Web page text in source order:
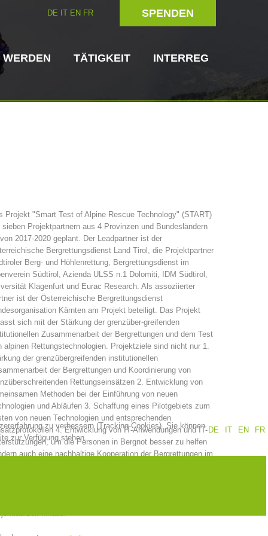
SPENDEN
DE IT EN FR
Vorstand
Kontakt
Jahresberichte
Ausbildung
TÄTIGKEIT
Prävention PEER
INTERREG
- START ITAT 4112 - RESYST
Projekt "Smart Test of Alpine Rescue Technology" (START)
sieben Projektpartnern aus 4 Provinzen und Bundesländern
2017-2020 geplant. Der Leadpartner ist der
Bergrettungsdienst Land Tirol, die Projektpartner
Berg- und Höhlenrettung, Bergrettungsdienst im
Südtirol, Azienda ULSS n.1 Dolomiti, IDM Südtirol,
Klagenfurt und Eurac Research. Als assoziierter
ist der Österreichische Bergrettungsdienst
Kärnten am Projekt beteiligt. Das Projekt
sich mit der Stärkung der grenzüber-greifenden
Zusammenarbeit der Bergrettungen und dem Test
alpinen Rettungstechnologien. Projektziele sind nicht nur 1.
der grenzübergreifenden institutionellen
der Bergrettungen und Koordinierung von
Rettungseinsätzen 2. Entwicklung von
Methoden bei der Einführung von neuen
und Abläufen 3. Schaffung eines Pilotgebiets zum
von neuen Technologien und entsprechenden
4. Entwicklung von IT-Anwendungen und IT-
um die Personen in Bergnot besser zu helfen
auch eine nachhaltige Kooperation der Bergrettungen im
hinaus.
DE
IT EN FR
zu verbessern (Tracking Cookies). Sie können
zur Verfügung stehen.